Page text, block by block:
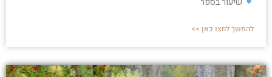
להמשך לחצו כאן >>